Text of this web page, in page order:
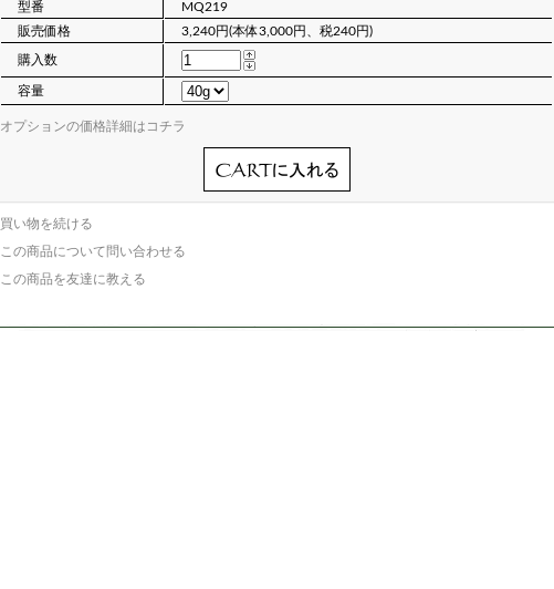
型番
MQ219
販売価格
3,240円(本体3,000円、税240円)
購入数
容量
オプションの価格詳細はコチラ
買い物を続ける
この商品について問い合わせる
この商品を友達に教える